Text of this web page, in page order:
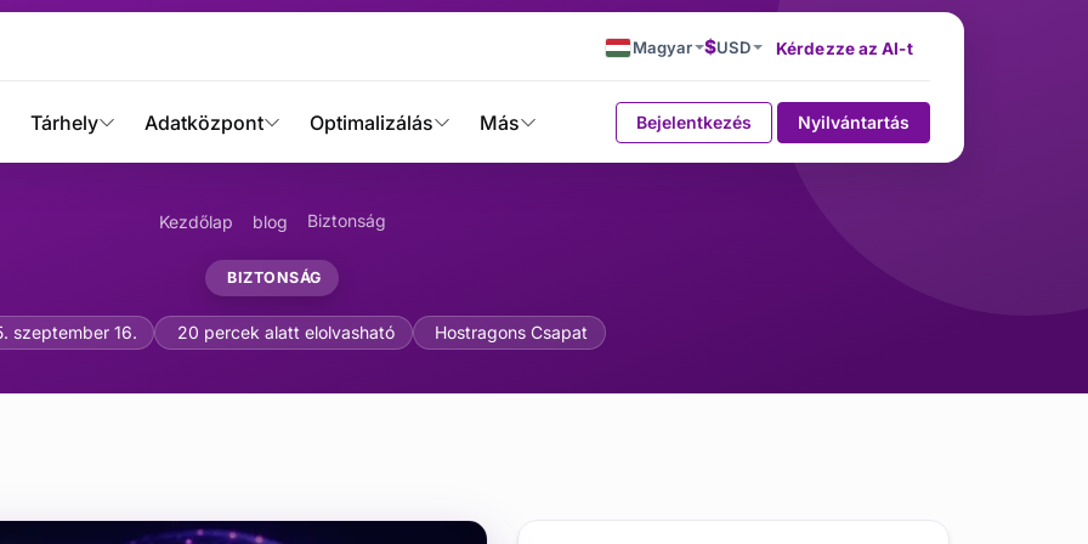
Magyar $USD Kérdezze az AI-t
Tárhely Adatközpont Optimalizálás Más Bejelentkezés Nyilvántartás
Kezdőlap blog Biztonság
BIZTONSÁG
amit az SSL tanúsítványokról tudni kell
szeptember 16. 20 percek alatt elolvasható Hostragons Csapat